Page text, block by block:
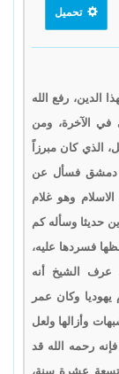
تحميل
الدين، رفع الله
الآخرة، ومن
الذي كان مبرزاً
دمشق فسأل عن
وهو غلام
حديثا وسأله كم
فسردها عليه،
عرف الشيخ أنه
وكان عمر
وأزالها ولعل
رحمه الله قد
تسعة عشرة سنة،